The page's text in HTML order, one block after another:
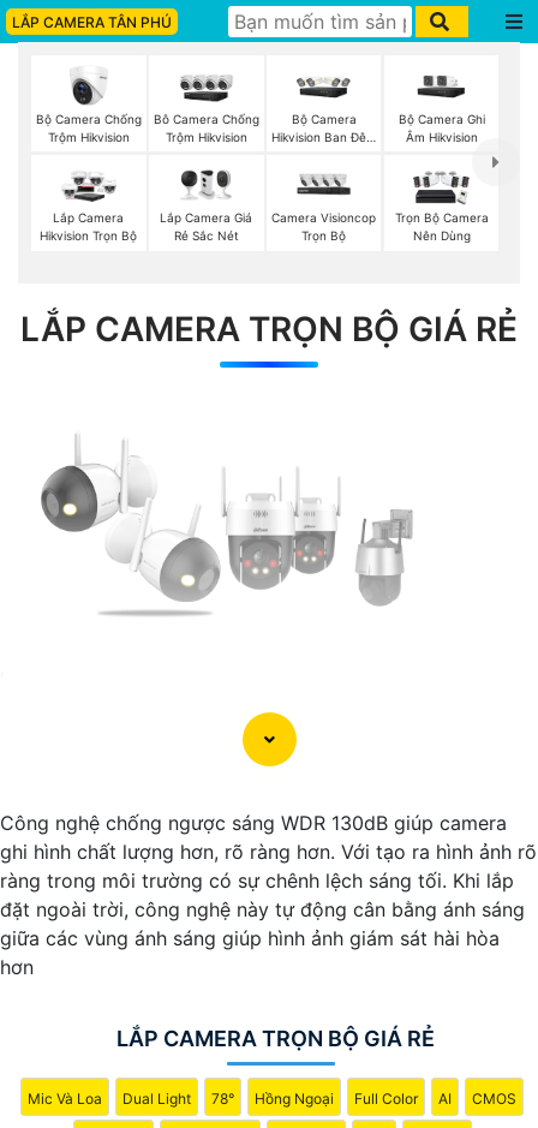
LẮP CAMERA TÂN PHÚ
Bộ Camera Chống
Trộm Hikvision
Bô Camera Chống
Trộm Hikvision
Bộ Camera
Hikvision Ban Đêm
Bộ Camera Ghi
Âm Hikvision
Lắp Camera
Hikvision Trọn Bộ
Lắp Camera Giá
Rẻ Sắc Nét
Camera Visioncop
Trọn Bộ
Trọn Bộ Camera
Nên Dùng
LẮP CAMERA TRỌN BỘ GIÁ RẺ
Công nghệ chống ngược sáng WDR 130dB giúp camera
ghi hình chất lượng hơn, rõ ràng hơn. Với tạo ra hình ảnh rõ
ràng trong môi trường có sự chênh lệch sáng tối. Khi lắp
đặt ngoài trời, công nghệ này tự động cân bằng ánh sáng
giữa các vùng ánh sáng giúp hình ảnh giám sát hài hòa
hơn
LẮP CAMERA TRỌN BỘ GIÁ RẺ
Mic Và Loa Dual Light 78° Hồng Ngoại Full Color AI CMOS